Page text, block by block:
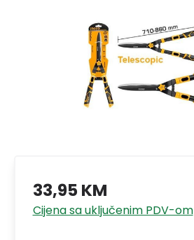
33,95 KM
Cijena sa uključenim PDV-om